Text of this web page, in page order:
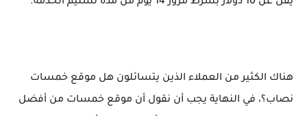
يقل عن 10 دولار بشرط مرور 14 يوم من مدة تسليم الخدمة.
هناك الكثير من العملاء الذين يتسائلون هل موقع خمسات
نصاب؟، في النهاية يجب أن نقول أن موقع خمسات من أفضل